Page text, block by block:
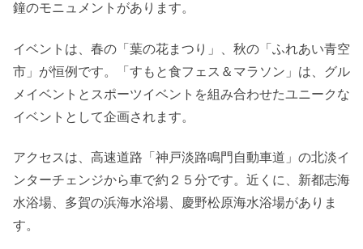
鐘のモニュメントがあります。
イベントは、春の「葉の花まつり」、秋の「ふれあい青空
市」が恒例です。「すもと食フェス＆マラソン」は、グル
メイベントとスポーツイベントを組み合わせたユニークな
イベントとして企画されます。
アクセスは、高速道路「神戸淡路鳴門自動車道」の北淡イ
ンターチェンジから車で約２５分です。近くに、新都志海
水浴場、多賀の浜海水浴場、慶野松原海水浴場がありま
す。